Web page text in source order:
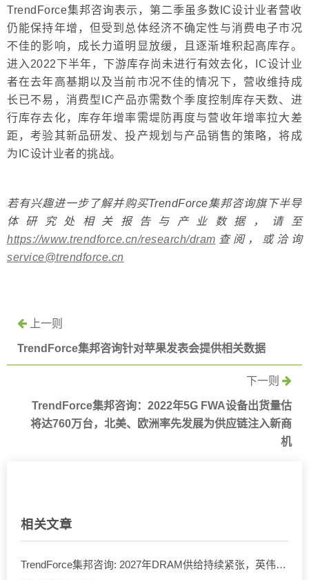
TrendForce集邦咨询表示，第二季虽多数IC设计业者营收
仍能保持年增，但受到总体经济不确定性与消费电子市况
不佳的影响，成长力道明显放缓，且逐渐堆积起高库存。
进入2022下半年，下游库存尚未进行有效去化，IC设计业
者在去年高基期以及当前市况不佳的情况下，营收维持成
长已不易，消费型IC产品亦需数个季度控制库存天数、进
行库存去化，库存年增率需堤防再度与营收年增率拉大差
距，考验其新品研发、投产规划与产品销售的策略，将成
为IC设计业者的挑战。
若有兴趣进一步了解并购买TrendForce集邦咨询旗下半导
体研究处相关报告与产业数据，请至
https://www.trendforce.cn/research/dram 查阅，或洽询
service@trendforce.cn
上一则
TrendForce集邦咨询针对苹果发表会提供相关数据
下一则
TrendForce集邦咨询：2022年5G FWA设备出货量估
将达760万台，北美、欧洲率先发展为供应链注入新商
机
相关文章
TrendForce集邦咨询: 2027年DRAM供给持续紧张，英伟达